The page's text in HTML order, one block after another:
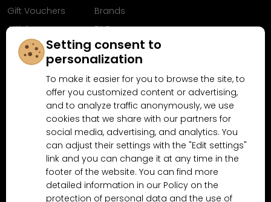
Gift Vouchers
Brands
Articles
FAQ
Follow us on
Facebook
Why shop at MN-Modelar.com
4.9/5(10481x) 4.5/5 (189x)
Setting consent to
personalization
To make it easier for you to browse the site, to
offer you customized content or advertising,
and to analyze traffic anonymously, we use
cookies that we share with our partners for
social media, advertising, and analytics. You
can adjust their settings with the "Edit settings"
link and you can change it at any time in the
footer of the website. You can find more
detailed information in our Policy on the
protection of personal data and the use of